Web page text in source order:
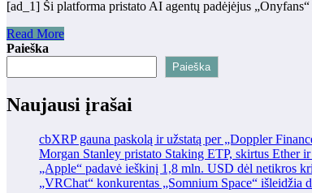
[ad_1] Ši platforma pristato AI agentų padėjėjus
Read More
Paieška
Paieška
Naujausi įrašai
cbXRP gauna paskolą ir užstatą per „Doppler
Morgan Stanley pristato Staking ETP, skirtus Ether ir
„Apple“ padavė ieškinį 1,8 mln. USD dėl netikros
„VRChat“ konkurentas „Somnium Space“ išleidžia